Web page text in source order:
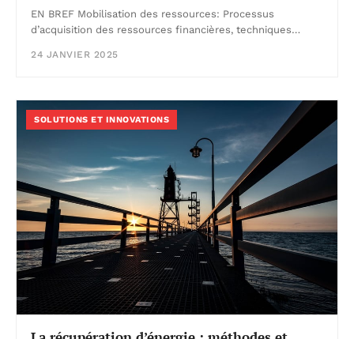
EN BREF Mobilisation des ressources: Processus
d’acquisition des ressources financières, techniques…
24 JANVIER 2025
SOLUTIONS ET INNOVATIONS